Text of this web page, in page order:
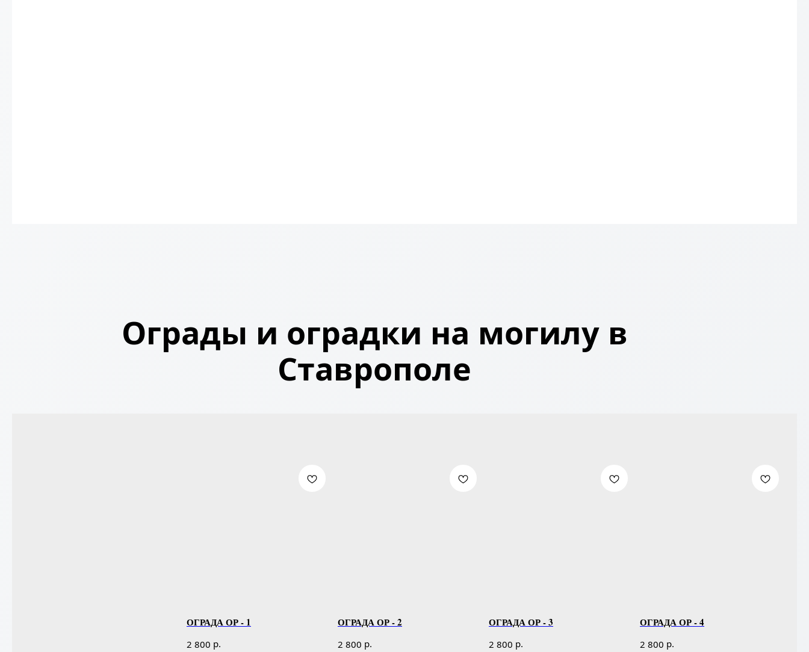
Ограды и оградки на могилу в
Ставрополе
ОГРАДА ОР - 1
2 800 р.
ОГРАДА ОР - 2
2 800 р.
ОГРАДА ОР - 3
2 800 р.
ОГРАДА ОР - 4
2 800 р.